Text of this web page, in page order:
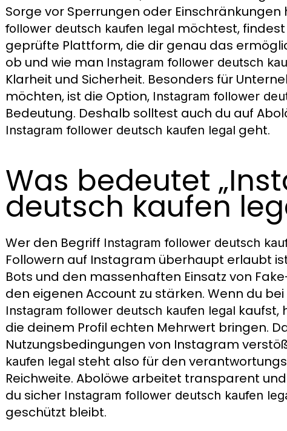
Sorge vor Sperrungen oder Einschränkungen
follower deutsch kaufen legal möchtest,
geprüfte Plattform, die dir genau das
ob und wie man Instagram follower deutsch
Klarheit und Sicherheit. Besonders für
möchten, ist die Option, Instagram follower
Bedeutung. Deshalb solltest auch du auf
Instagram follower deutsch kaufen legal geht.
Was bedeutet
deutsch kaufen
Wer den Begriff Instagram follower deutsch
Followern auf Instagram überhaupt erlaubt
Bots und den massenhaften Einsatz von
den eigenen Account zu stärken. Wenn du
Instagram follower deutsch kaufen legal kaufst,
die deinem Profil echten Mehrwert bringen.
Nutzungsbedingungen von Instagram
kaufen legal steht also für den
Reichweite. Abolöwe arbeitet transparent
du sicher Instagram follower deutsch kaufen
geschützt bleibt.